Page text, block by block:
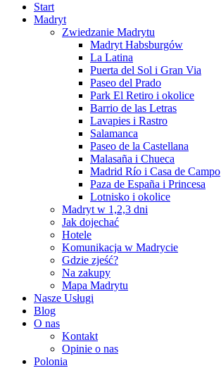
Start
Madryt
Zwiedzanie Madrytu
Madryt Habsburgów
La Latina
Puerta del Sol i Gran Via
Paseo del Prado
Park El Retiro i okolice
Barrio de las Letras
Lavapies i Rastro
Salamanca
Paseo de la Castellana
Malasaña i Chueca
Madrid Río i Casa de Campo
Paza de España i Princesa
Lotnisko i okolice
Madryt w 1,2,3 dni
Jak dojechać
Hotele
Komunikacja w Madrycie
Gdzie zjeść?
Na zakupy
Mapa Madrytu
Nasze Usługi
Blog
O nas
Kontakt
Opinie o nas
Polonia